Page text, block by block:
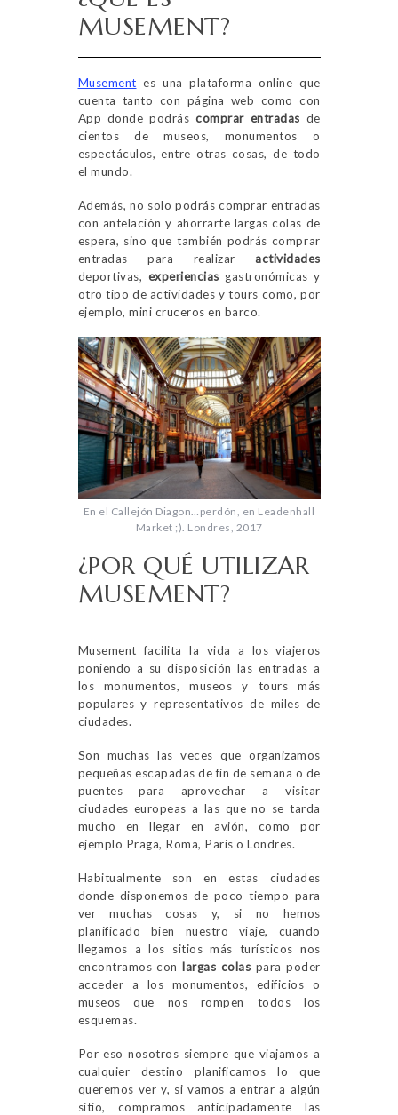
MUSEMENT?
Musement es una plataforma online que
cuenta tanto con página web como con
App donde podráscomprar entradas de
cientos de museos, monumentos o
espectáculos, entre otras cosas, de todo
el mundo.
Además, no solo podrás comprar entradas
con antelación y ahorrarte largas colas de
espera, sino que también podrás comprar
entradas para realizar actividades
deportivas, experiencias gastronómicas y
otro tipo de actividades y tours como, por
ejemplo, mini cruceros en barco.
En el Callejón Diagon…perdón, en Leadenhall
Market ;). Londres, 2017
¿POR QUÉ UTILIZAR
MUSEMENT?
Musement facilita la vida a los viajeros
poniendo a su disposición las entradas a
los monumentos, museos y tours más
populares y representativos de miles de
ciudades.
Son muchas las veces que organizamos
pequeñas escapadas de fin de semana o de
puentes para aprovechar a visitar
ciudades europeas a las que no se tarda
mucho en llegar en avión, como por
ejemplo Praga, Roma, Paris o Londres.
Habitualmente son en estas ciudades
donde disponemos de poco tiempo para
ver muchas cosas y, si no hemos
planificado bien nuestro viaje, cuando
llegamos a los sitios más turísticos nos
encontramos conlargas colas para poder
acceder a los monumentos, edificios o
museos que nos rompen todos los
esquemas.
Por eso nosotros siempre que viajamos a
cualquier destino planificamos lo que
queremos ver y, si vamos a entrar a algún
sitio, compramos anticipadamente las